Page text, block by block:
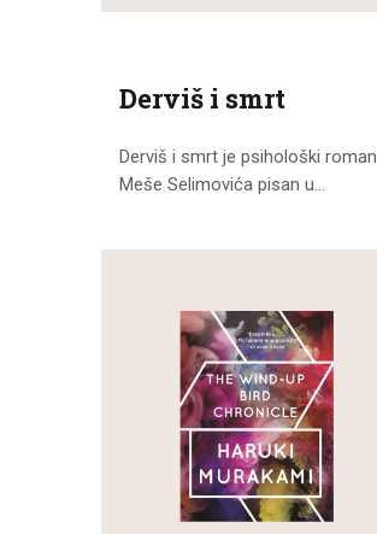
Derviš i smrt
Derviš i smrt je psihološki roman
Meše Selimovića pisan u...